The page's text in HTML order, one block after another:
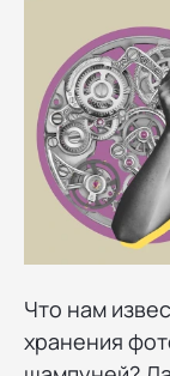
Что нам
хранения